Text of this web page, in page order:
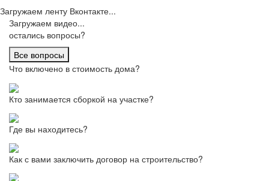
Загружаем ленту Вконтакте...
Загружаем видео...
остались вопросы?
Все вопросы
Что включено в стоимость дома?
Кто занимается сборкой на участке?
Где вы находитесь?
Как с вами заключить договор на строительство?